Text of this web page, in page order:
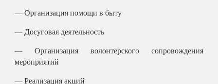
— Организация помощи в быту
— Досуговая деятельность
— Организация волонтерского сопровождения
мероприятий
— Реализация акций